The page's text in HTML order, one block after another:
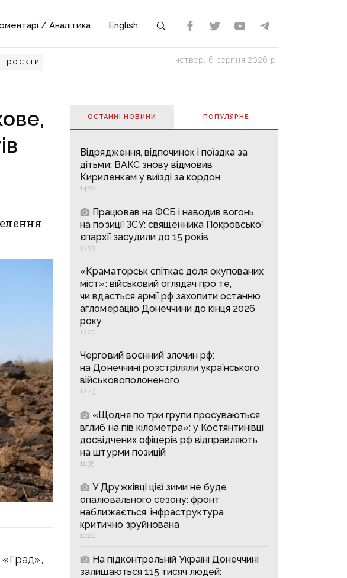
/ Аналітика English
четвер, 6 серпня 2026 р.
ОСТАННІ НОВИНИ ПОПУЛЯРНE
Відрядження, відпочинок і поїздка за
дітьми: ВАКС знову відмовив
Кириленкам у виїзді за кордон
14:00
Працював на ФСБ і наводив вогонь
на позиції ЗСУ: священника Покровської
єпархії засудили до 15 років
13:53
«Краматорськ спіткає доля окупованих
міст»: військовий оглядач про те,
чи вдасться армії рф захопити останню
агломерацію Донеччини до кінця 2026
року
13:20
Черговий воєнний злочин рф:
на Донеччині розстріляли українського
військовополоненого
12:43
«Щодня по три групи просуваються
вглиб на пів кілометра»: у Костянтинівці
досвідчених офіцерів рф відправляють
на штурми позицій
11:35
У Дружківці цієї зими не буде
опалювального сезону: фронт
наближається, інфраструктура
критично зруйнована
10:20
На підконтрольній Україні Донеччині
залишаються 115 тисяч людей: